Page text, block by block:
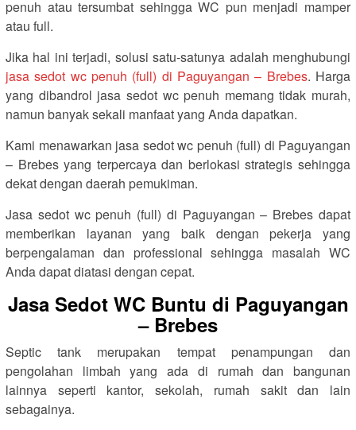
penuh atau tersumbat sehingga WC pun menjadi mamper
atau full.
Jika hal ini terjadi, solusi satu-satunya adalah menghubungi
jasa sedot wc penuh (full) di Paguyangan – Brebes. Harga
yang dibandrol jasa sedot wc penuh memang tidak murah,
namun banyak sekali manfaat yang Anda dapatkan.
Kami menawarkan jasa sedot wc penuh (full) di Paguyangan
– Brebes yang terpercaya dan berlokasi strategis sehingga
dekat dengan daerah pemukiman.
Jasa sedot wc penuh (full) di Paguyangan – Brebes dapat
memberikan layanan yang baik dengan pekerja yang
berpengalaman dan professional sehingga masalah WC
Anda dapat diatasi dengan cepat.
Jasa Sedot WC Buntu di Paguyangan
– Brebes
Septic tank merupakan tempat penampungan dan
pengolahan limbah yang ada di rumah dan bangunan
lainnya seperti kantor, sekolah, rumah sakit dan lain
sebagainya.